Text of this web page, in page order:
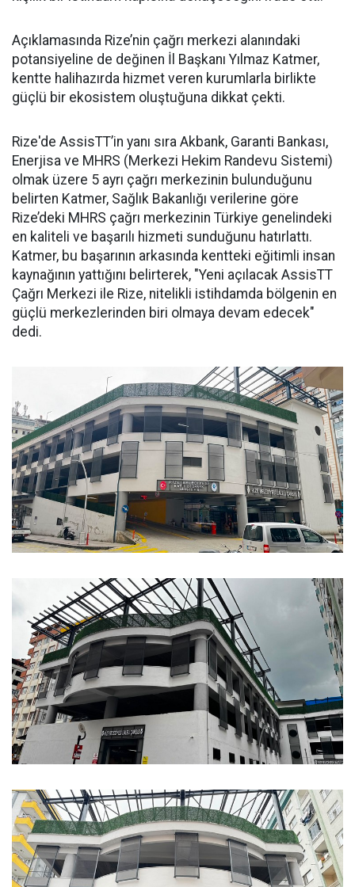
Açıklamasında Rize’nin çağrı merkezi alanındaki
potansiyeline de değinen İl Başkanı Yılmaz Katmer,
kentte halihazırda hizmet veren kurumlarla birlikte
güçlü bir ekosistem oluştuğuna dikkat çekti.
Rize'de AssisTT’in yanı sıra Akbank, Garanti Bankası,
Enerjisa ve MHRS (Merkezi Hekim Randevu Sistemi)
olmak üzere 5 ayrı çağrı merkezinin bulunduğunu
belirten Katmer, Sağlık Bakanlığı verilerine göre
Rize’deki MHRS çağrı merkezinin Türkiye genelindeki
en kaliteli ve başarılı hizmeti sunduğunu hatırlattı.
Katmer, bu başarının arkasında kentteki eğitimli insan
kaynağının yattığını belirterek, "Yeni açılacak AssisTT
Çağrı Merkezi ile Rize, nitelikli istihdamda bölgenin en
güçlü merkezlerinden biri olmaya devam edecek"
dedi.